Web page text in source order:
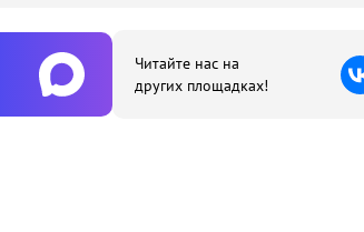
Читайте нас на
других площадках!